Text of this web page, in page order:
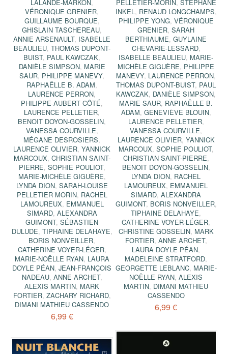
LALANDE-MARKON,
VÉRONIQUE GRENIER,
GUILLAUME BOURQUE,
GHISLAIN TASCHEREAU,
ANNIE ARSENAULT, ISABELLE
BEAULIEU, THOMAS DUPONT-
BUIST, PAUL KAWCZAK,
DANIÈLE SIMPSON, MARIE
SAUR, PHILIPPE MANEVY,
RAPHAËLLE B. ADAM,
LAURENCE PERRON,
PHILIPPE-AUBERT CÔTÉ,
LAURENCE PELLETIER,
BENOIT DOYON-GOSSELIN,
VANESSA COURVILLE,
MÉGANE DESROSIERS,
LAURENCE OLIVIER,YANNICK
MARCOUX, CHRISTIAN SAINT-
PIERRE, SOPHIE POULIOT,
MARIE-MICHÈLE GIGUÈRE,
LYNDA DION, SARAH-LOUISE
PELLETIER MORIN, RACHEL
LAMOUREUX, EMMANUEL
SIMARD, ALEXANDRA
GUIMONT,SÉBASTIEN
DULUDE, TIPHAINE DELAHAYE,
BORIS NONVEILLER,
CATHERINE VOYER-LÉGER,
MARIE-NOËLLE RYAN, LAURA
DOYLE PÉAN,JEAN-FRANÇOIS
NADEAU, ANNE ARCHET,
ALEXIS MARTIN, MARK
FORTIER, ZACHARY RICHARD,
DIMANI MATHIEU CASSENDO
6,99 €
PELLETIER-MORIN, STÉPHANE
INKEL, RENAUD LONGCHAMPS,
PHILIPPE YONG, VÉRONIQUE
GRENIER,SARAH
BERTHIAUME,GUYLAINE
CHEVARIE-LESSARD,
ISABELLE BEAULIEU, MARIE-
MICHÈLE GIGUÈRE, PHILIPPE
MANEVY, LAURENCE PERRON,
THOMAS DUPONT-BUIST, PAUL
KAWCZAK, DANIÈLE SIMPSON,
MARIE SAUR, RAPHAËLLE B.
ADAM, GENEVIÈVE BLOUIN,
LAURENCE PELLETIER,
VANESSA COURVILLE,
LAURENCE OLIVIER, YANNICK
MARCOUX, SOPHIE POULIOT,
CHRISTIAN SAINT-PIERRE,
BENOIT DOYON-GOSSELIN,
LYNDA DION, RACHEL
LAMOUREUX, EMMANUEL
SIMARD,ALEXANDRA
GUIMONT, BORIS NONVEILLER,
TIPHAINE DELAHAYE,
CATHERINE VOYER-LÉGER,
CHRISTINE GOSSELIN, MARK
FORTIER, ANNE ARCHET,
LAURA DOYLE PÉAN,
MADELEINE STRATFORD,
GEORGETTE LEBLANC, MARIE-
NOËLLE RYAN,ALEXIS
MARTIN, DIMANI MATHIEU
CASSENDO
6,99 €